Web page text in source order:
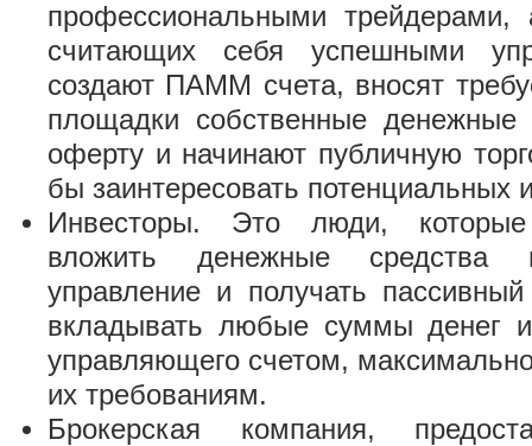
профессиональными трейдерами,
считающих себя успешными
создают ПАММ счета, вносят
площадки собственные денежные
оферту и начинают публичную
бы заинтересовать потенциальных
Инвесторы. Это люди,
вложить денежные средства
управление и получать
вкладывать любые суммы денег
управляющего счетом,
их требованиям.
Брокерская компания,